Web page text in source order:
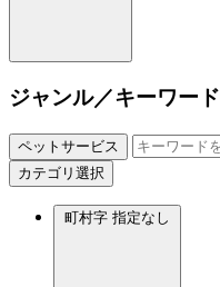
ジャンル／キーワード
ペットサービス
カテゴリ選択
町村字 指定なし